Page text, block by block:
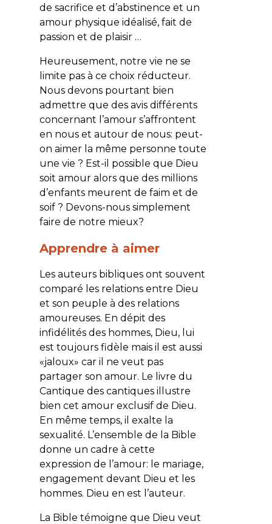
de sacrifice et d’abstinence et un
amour physique idéalisé, fait de
passion et de plaisir …
Heureusement, notre vie ne se
limite pas à ce choix réducteur.
Nous devons pourtant bien
admettre que des avis différents
concernant l’amour s’affrontent
en nous et autour de nous: peut-
on aimer la même personne toute
une vie ? Est-il possible que Dieu
soit amour alors que des millions
d’enfants meurent de faim et de
soif ? Devons-nous simplement
faire de notre mieux?
Apprendre à aimer
Les auteurs bibliques ont souvent
comparé les relations entre Dieu
et son peuple à des relations
amoureuses. En dépit des
infidélités des hommes, Dieu, lui
est toujours fidèle mais il est aussi
«jaloux» car il ne veut pas
partager son amour. Le livre du
Cantique des cantiques illustre
bien cet amour exclusif de Dieu.
En même temps, il exalte la
sexualité. L’ensemble de la Bible
donne un cadre à cette
expression de l’amour: le mariage,
engagement devant Dieu et les
hommes. Dieu en est l’auteur.
La Bible témoigne que Dieu veut